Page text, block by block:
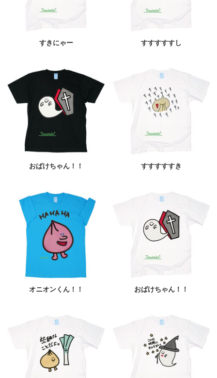
すきにゃー すすすすすし
おばけちゃん！！ すすすすすき
オニオンくん！！ おばけちゃん！！